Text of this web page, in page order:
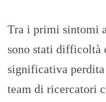
Tra i primi sintomi
sono stati difficoltà
significativa
team di ricercatori